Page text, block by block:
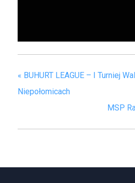
« BUHURT LEAGUE – I Turniej
Niepołomicach
MSP